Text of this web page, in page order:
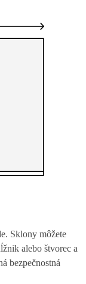
Sklony môžete
alebo štvorec a
bezpečnostná